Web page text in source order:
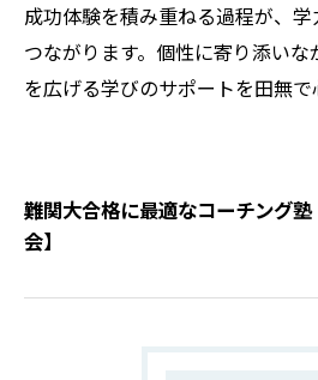
成功体験を積み重ねる過程が、
つながります。個性に寄り添い
を広げる学びのサポートを田無で
難関大合格に最適なコーチング塾
会】